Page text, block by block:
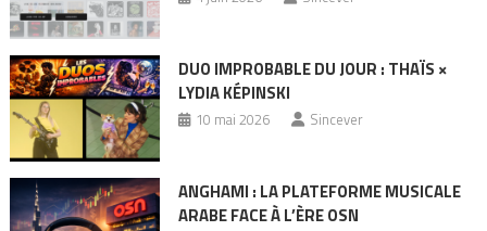
DUO IMPROBABLE DU JOUR : THAÏS ×
LYDIA KÉPINSKI
10 mai 2026 Sincever
ANGHAMI : LA PLATEFORME MUSICALE
ARABE FACE À L’ÈRE OSN